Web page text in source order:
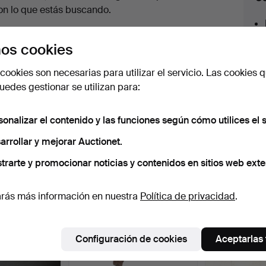
lo que estás buscando.
tan pronto como dispongamos del lote.
archivo que coinciden con tu
cookies
son necesarias para utilizar el servicio. Las cookies
gestionar se utilizan para:
el contenido y las funciones según cómo utilices el
y mejorar Auctionet.
y promocionar noticias y contenidos en sitios web
más información en nuestra Política de privacidad.
Configuración de cookies Aceptarlas